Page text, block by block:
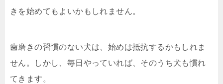
きを始めてもよいかもしれません。
歯磨きの習慣のない犬は、始めは抵抗するかもしれま
せん。しかし、毎日やっていれば、そのうち犬も慣れ
てきます。